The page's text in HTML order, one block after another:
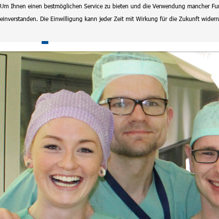
Um Ihnen einen bestmöglichen Service zu bieten und die Verwendung mancher
einverstanden. Die Einwilligung kann jeder Zeit mit Wirkung für die Zukunft
Klinikum Magdeburg